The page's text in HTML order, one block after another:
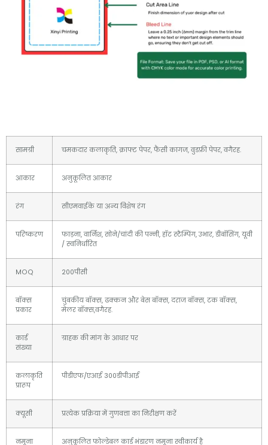
सामग्री चमकदार कलाकृति, क्राफ्ट पेपर, फैंसी कागज, वुडफ्री पेपर, वगैरह.
आकार अनुकूलित आकार
रंग सीएमवाईके या अन्य विशेष रंग
परिष्करण
फाड़ना, वार्निश, सोने/चांदी की पन्नी, हॉट स्टैम्पिंग, उभार, डीबॉसिंग, यूवी
/ स्वनिर्धारित
MOQ 200पीसी
बॉक्स
प्रकार
चुंबकीय बॉक्स, ढक्कन और बेस बॉक्स, दराज बॉक्स, टक बॉक्स,
मेलर बॉक्स,वगैरह.
कार्ड
संख्या
ग्राहक की मांग के आधार पर
कलाकृति
प्रारूप
पीडीएफ/एआई 300डीपीआई
क्यूसी प्रत्येक प्रक्रिया में गुणवत्ता का निरीक्षण करें
नमूना अनुकूलित फोल्डेबल कार्ड भंडारण नमूना स्वीकार्य है